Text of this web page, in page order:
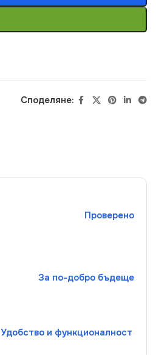
Споделяне:
Проверено
За по-добро бъдеще
Удобство и функционалност